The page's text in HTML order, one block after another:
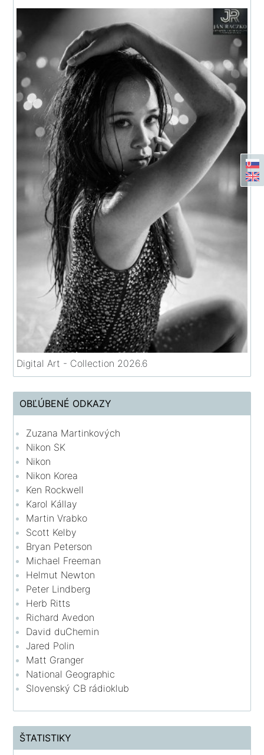
Digital Art - Collection 2026.6
OBĽÚBENÉ ODKAZY
Zuzana Martinkových
Nikon SK
Nikon
Nikon Korea
Ken Rockwell
Karol Kállay
Martin Vrabko
Scott Kelby
Bryan Peterson
Michael Freeman
Helmut Newton
Peter Lindberg
Herb Ritts
Richard Avedon
David duChemin
Jared Polin
Matt Granger
National Geographic
Slovenský CB rádioklub
ŠTATISTIKY